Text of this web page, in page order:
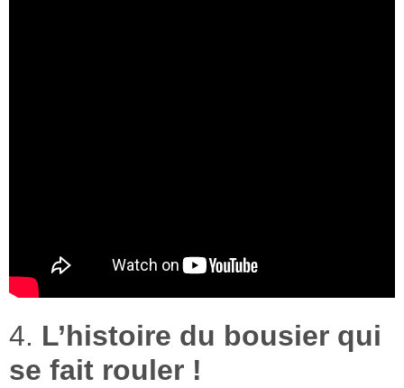
4. L’histoire du bousier qui
se fait rouler !